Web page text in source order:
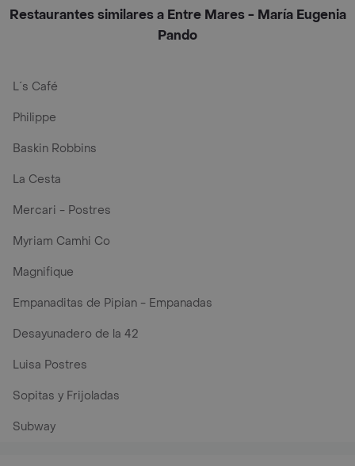
Restaurantes similares a Entre Mares - María Eugenia
Pando
L´s Café
Philippe
Baskin Robbins
La Cesta
Mercari - Postres
Myriam Camhi Co
Magnifique
Empanaditas de Pipian - Empanadas
Desayunadero de la 42
Luisa Postres
Sopitas y Frijoladas
Subway